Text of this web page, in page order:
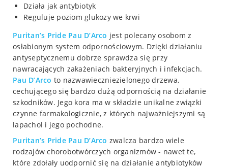
Działa jak antybiotyk
Reguluje poziom glukozy we krwi
Puritan’s Pride Pau D’Arco jest polecany osobom z
osłabionym system odpornościowym. Dzięki działaniu
antyseptycznemu dobrze sprawdza się przy
nawracających zakażeniach bakteryjnych i infekcjach.
Pau D’Arco to nazwawieczniezielonego drzewa,
cechującego się bardzo dużą odpornością na działanie
szkodników. Jego kora ma w składzie unikalne związki
czynne farmakologicznie, z których najważniejszymi są
lapachol i jego pochodne.
Puritan’s Pride Pau D’Arco zwalcza bardzo wiele
rodzajów chorobotwórczych organizmów - nawet te,
które zdołały uodpornić się na działanie antybiotyków